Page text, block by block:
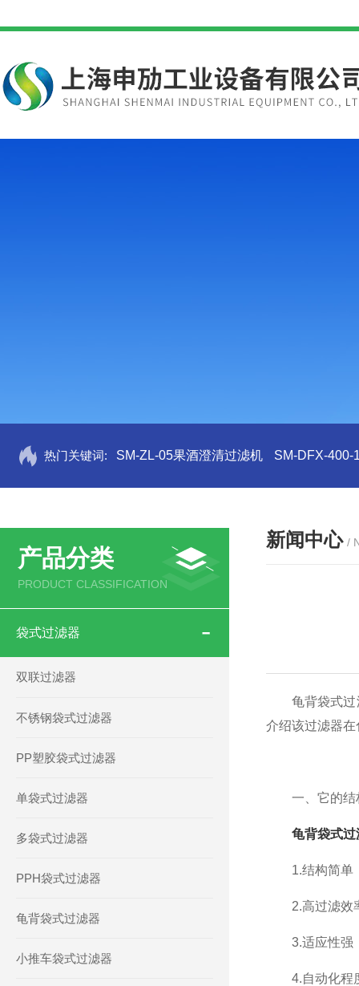
热门关键词: SM-ZL-05果酒澄清过滤机 SM-DFX-400-
产品分类
PRODUCT CLASSIFICATION
袋式过滤器
双联过滤器
不锈钢袋式过滤器
PP塑胶袋式过滤器
单袋式过滤器
多袋式过滤器
PPH袋式过滤器
龟背袋式过滤器
小推车袋式过滤器
新闻中心 /
龟背袋式过滤
介绍该过滤器
一、它的结
龟背袋式过
1.结构简单，
2.高过滤效率
3.适应性强：
4.自动化程度